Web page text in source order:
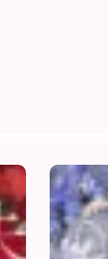
Người
Chồng
Đồng
Luôn
Thèm
Muốn